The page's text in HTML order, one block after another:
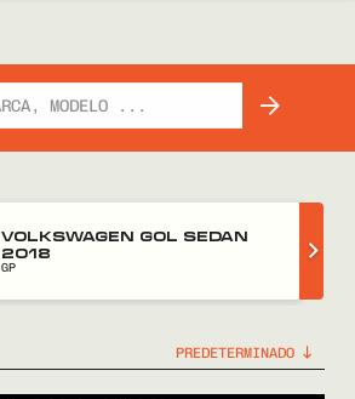
VOLKSWAGEN GOL SEDAN
2018
GP